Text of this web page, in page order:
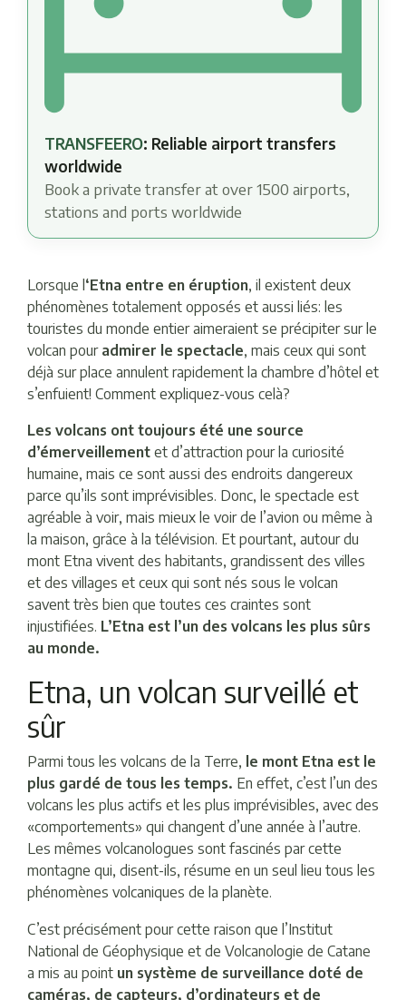
TRANSFEERO: Reliable airport transfers
worldwide
Book a private transfer at over 1500 airports,
stations and ports worldwide
Lorsque l‘Etna entre en éruption, il existent deux
phénomènes totalement opposés et aussi liés: les
touristes du monde entier aimeraient se précipiter sur le
volcan pour admirer le spectacle, mais ceux qui sont
déjà sur place annulent rapidement la chambre d’hôtel et
s’enfuient! Comment expliquez-vous celà?
Les volcans ont toujours été une source
d’émerveillement et d’attraction pour la curiosité
humaine, mais ce sont aussi des endroits dangereux
parce qu’ils sont imprévisibles. Donc, le spectacle est
agréable à voir, mais mieux le voir de l’avion ou même à
la maison, grâce à la télévision. Et pourtant, autour du
mont Etna vivent des habitants, grandissent des villes
et des villages et ceux qui sont nés sous le volcan
savent très bien que toutes ces craintes sont
injustifiées. L’Etna est l’un des volcans les plus sûrs
au monde.
Etna, un volcan surveillé et
sûr
Parmi tous les volcans de la Terre, le mont Etna est le
plus gardé de tous les temps. En effet, c’est l’un des
volcans les plus actifs et les plus imprévisibles, avec des
«comportements» qui changent d’une année à l’autre.
Les mêmes volcanologues sont fascinés par cette
montagne qui, disent-ils, résume en un seul lieu tous les
phénomènes volcaniques de la planète.
C’est précisément pour cette raison que l’Institut
National de Géophysique et de Volcanologie de Catane
a mis au point un système de surveillance doté de
caméras, de capteurs, d’ordinateurs et de